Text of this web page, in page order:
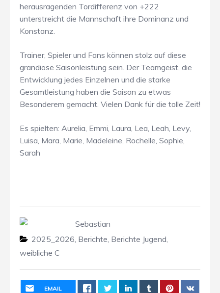
herausragenden Tordifferenz von +222
unterstreicht die Mannschaft ihre Dominanz und
Konstanz.
Trainer, Spieler und Fans können stolz auf diese
grandiose Saisonleistung sein. Der Teamgeist, die
Entwicklung jedes Einzelnen und die starke
Gesamtleistung haben die Saison zu etwas
Besonderem gemacht. Vielen Dank für die tolle Zeit!
Es spielten: Aurelia, Emmi, Laura, Lea, Leah, Levy,
Luisa, Mara, Marie, Madeleine, Rochelle, Sophie,
Sarah
Sebastian
2025_2026, Berichte, Berichte Jugend,
weibliche C
EMAIL